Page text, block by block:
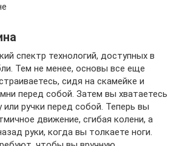
спектр технологий, доступных в
Тем не менее, основы все еще
сидя на скамейке и
перед собой. Затем вы хватаетесь
или ручки перед собой. Теперь вы
движение, сгибая колени, а
руки, когда вы толкаете ноги.